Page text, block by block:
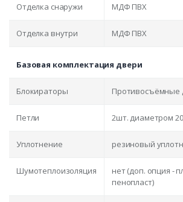
Отделка снаружи МДФ ПВХ
Отделка внутри МДФ ПВХ
Базовая комплектация двери
Блокираторы Противосъёмные
Петли 2шт. диаметром
Уплотнение резиновый
Шумотеплоизоляция
нет (доп. опция -
пенопласт)